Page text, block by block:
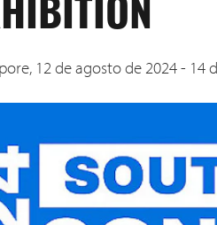
12 de agosto de 2024 - 14